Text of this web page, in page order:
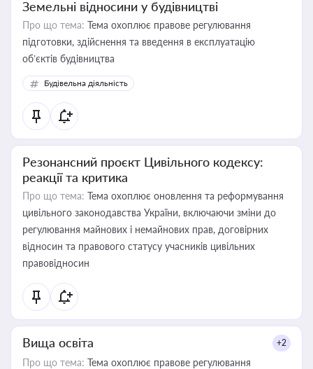
Земельні відносини у будівництві
Про що тема: Тема охоплює правове регулювання
підготовки, здійснення та введення в експлуатацію
об’єктів будівництва
Будівельна діяльність
Резонансний проєкт Цивільного кодексу:
реакції та критика
Про що тема: Тема охоплює оновлення та реформування
цивільного законодавства України, включаючи зміни до
регулювання майнових і немайнових прав, договірних
відносин та правового статусу учасників цивільних
правовідносин
Вища освіта +2
Про що тема: Тема охоплює правове регулювання